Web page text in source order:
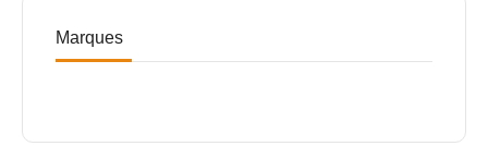
Marques